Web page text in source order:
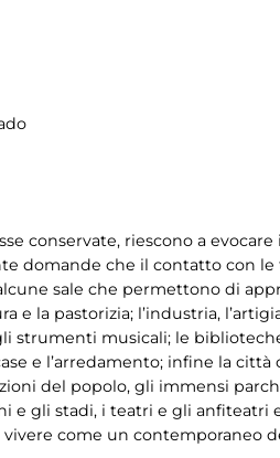
conservate, riescono a
domande che il contatto con
sale che permettono di
la pastorizia; l’industria,
strumenti musicali; le
e l’arredamento; infine la città
del popolo, gli immensi
e gli stadi, i teatri e gli anfiteatri
come un contemporaneo